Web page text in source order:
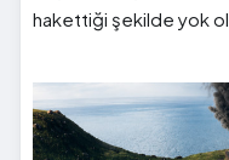
hakettiği şekilde yok